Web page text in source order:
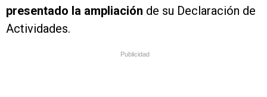
presentado la ampliación de su Declaración de
Actividades.
Publicidad